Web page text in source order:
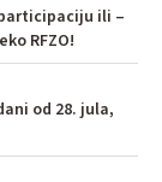
ili –
RFZO!
od 28. jula,